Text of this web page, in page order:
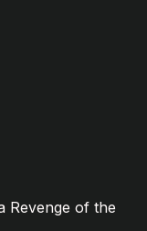
Revenge of the